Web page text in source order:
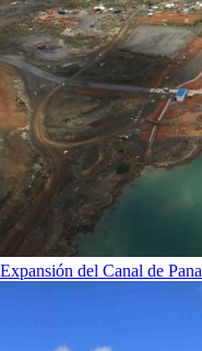
Expansión del Canal de